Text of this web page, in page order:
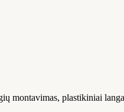
montavimas, plastikiniai